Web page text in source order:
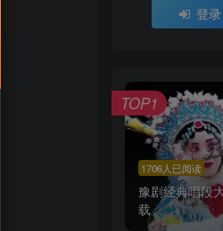
登录
1706人已阅读
豫剧经典唱段
载
TOP1